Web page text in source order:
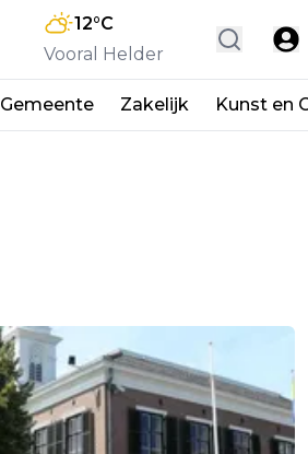
12°C
Vooral Helder
Gemeente Zakelijk Kunst en